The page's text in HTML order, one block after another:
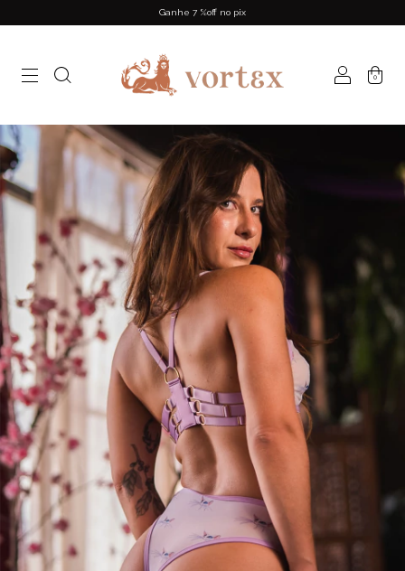
Ganhe 7 %off no pix
0